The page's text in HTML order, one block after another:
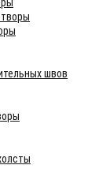
швов